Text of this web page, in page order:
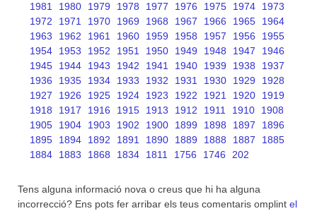
1981
1980 1979 1978 1977 1976 1975 1974
1973
1972
1971 1970 1969 1968 1967 1966 1965
1964
1963
1962 1961 1960 1959 1958 1957 1956
1955
1954
1953 1952 1951 1950 1949 1948 1947
1946
1945
1944 1943 1942 1941 1940 1939 1938
1937
1936
1935 1934 1933 1932 1931 1930 1929
1928
1927
1926 1925 1924 1923 1922 1921 1920
1919
1918
1917 1916 1915 1913 1912 1911 1910
1908
1905
1904 1903 1902 1900 1899 1898 1897
1896
1895
1894 1892 1891 1890 1889 1888 1887
1885
1884
1883 1868 1834 1811 1756 1746 202
Tens alguna informació nova o creus que hi ha alguna
incorrecció? Ens pots fer arribar els teus comentaris omplint el